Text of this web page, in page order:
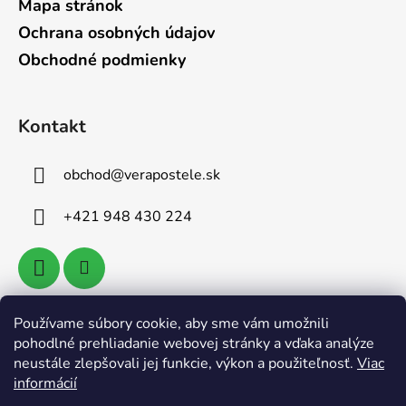
Používame súbory cookie, aby sme vám umožnili
pohodlné prehliadanie webovej stránky a vďaka analýze
neustále zlepšovali jej funkcie, výkon a použiteľnosť. Viac
informácií
Mapa stránok
Ochrana osobných údajov
Obchodné podmienky
Kontakt
obchod@verapostele.sk
+421 948 430 224
Vyhľadávanie